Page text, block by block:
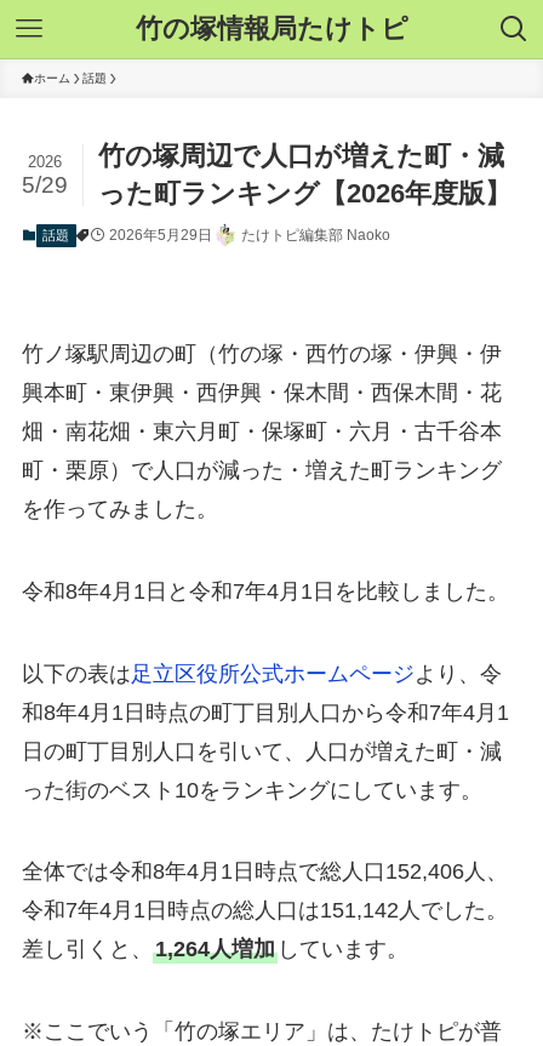
竹の塚情報局たけトピ
ホーム 話題
竹の塚周辺で人口が増えた町・減
った町ランキング【2026年度版】
2026
5/29
話題 2026年5月29日 たけトピ編集部 Naoko
竹ノ塚駅周辺の町（竹の塚・西竹の塚・伊興・伊
興本町・東伊興・西伊興・保木間・西保木間・花
畑・南花畑・東六月町・保塚町・六月・古千谷本
町・栗原）で人口が減った・増えた町ランキング
を作ってみました。
令和8年4月1日と令和7年4月1日を比較しました。
以下の表は足立区役所公式ホームページより、令
和8年4月1日時点の町丁目別人口から令和7年4月1
日の町丁目別人口を引いて、人口が増えた町・減
った街のベスト10をランキングにしています。
全体では令和8年4月1日時点で総人口152,406人、
令和7年4月1日時点の総人口は151,142人でした。
差し引くと、 1,264人増加しています。
※ここでいう「竹の塚エリア」は、たけトピが普